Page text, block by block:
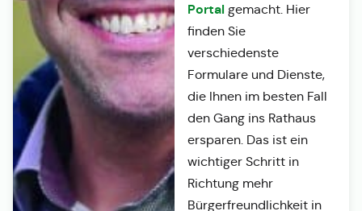
Portalgemacht. Hier
finden Sie
verschiedenste
Formulare und Dienste,
die Ihnen im besten Fall
den Gang ins Rathaus
ersparen. Das ist ein
wichtiger Schritt in
Richtung mehr
Bürgerfreundlichkeit in